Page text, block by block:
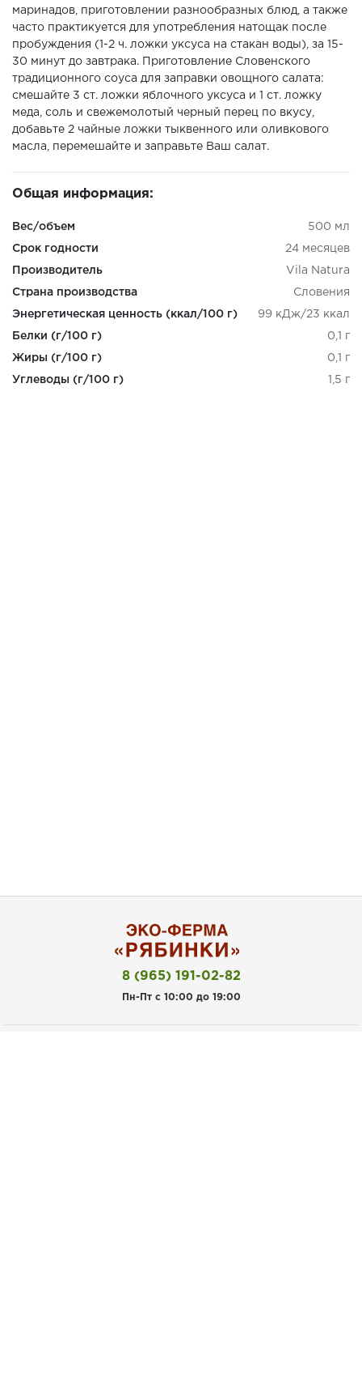
маринадов, приготовлении разнообразных блюд, а также
часто практикуется для употребления натощак после
пробуждения (1-2 ч. ложки уксуса на стакан воды), за 15-
30 минут до завтрака. Приготовление Словенского
традиционного соуса для заправки овощного салата:
смешайте 3 ст. ложки яблочного уксуса и 1 ст. ложку
меда, соль и свежемолотый черный перец по вкусу,
добавьте 2 чайные ложки тыквенного или оливкового
масла, перемешайте и заправьте Ваш салат.
Общая информация:
Вес/объем 500 мл
Срок годности 24 месяцев
Производитель Vila Natura
Страна производства Словения
Энергетическая ценность (ккал/100 г) 99 кДж/23 ккал
Белки (г/100 г) 0,1 г
Жиры (г/100 г) 0,1 г
Углеводы (г/100 г) 1,5 г
8 (965) 191-02-82
Пн-Пт с 10:00 до 19:00